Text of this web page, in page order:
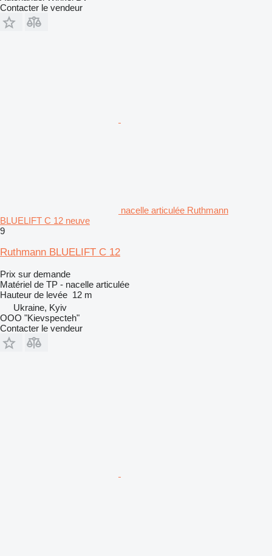
Contacter le vendeur
nacelle articulée Ruthmann
BLUELIFT C 12 neuve
9
Ruthmann BLUELIFT C 12
Prix sur demande
Matériel de TP - nacelle articulée
Hauteur de levée 12 m
Ukraine, Kyiv
OOO "Kievspecteh"
Contacter le vendeur